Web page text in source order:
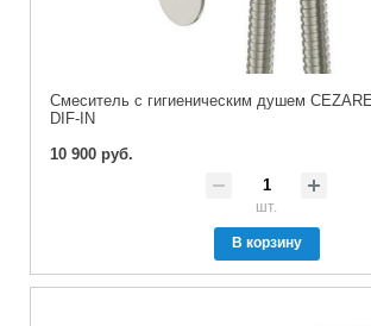
Смеситель с гигиеническим душем
DIF-IN
10 900 руб.
шт.
В корзину